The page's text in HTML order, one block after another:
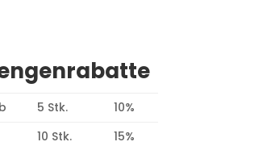
5 Stk.
10%
10 Stk.
15%